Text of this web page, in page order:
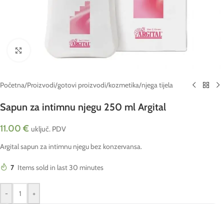
Click to enlarge
Početna/Proizvodi/gotovi proizvodi/kozmetika/njega tijela
Sapun za intimnu njegu 250 ml Argital
11.00 € uključ. PDV
Argital sapun za intimnu njegu bez konzervansa.
7 Items sold in last 30 minutes
- +